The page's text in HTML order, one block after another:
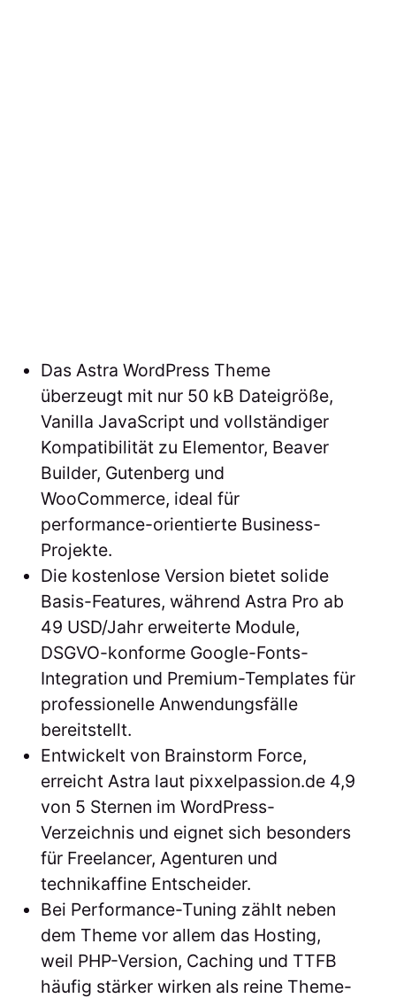
Das Astra WordPress Theme
überzeugt mit nur 50 kB Dateigröße,
Vanilla JavaScript und vollständiger
Kompatibilität zu Elementor, Beaver
Builder, Gutenberg und
WooCommerce, ideal für
performance-orientierte Business-
Projekte.
Die kostenlose Version bietet solide
Basis-Features, während Astra Pro ab
49 USD/Jahr erweiterte Module,
DSGVO-konforme Google-Fonts-
Integration und Premium-Templates für
professionelle Anwendungsfälle
bereitstellt.
Entwickelt von Brainstorm Force,
erreicht Astra laut pixxelpassion.de 4,9
von 5 Sternen im WordPress-
Verzeichnis und eignet sich besonders
für Freelancer, Agenturen und
technikaffine Entscheider.
Bei Performance-Tuning zählt neben
dem Theme vor allem das Hosting,
weil PHP-Version, Caching und TTFB
häufig stärker wirken als reine Theme-